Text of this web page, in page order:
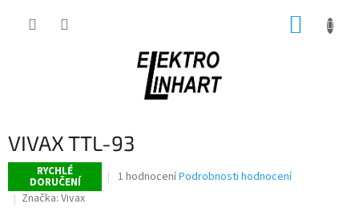
VIVAX TTL-93
RYCHLÉ
DORUČENÍ
Průměrné
1 hodnoceníPodrobnosti hodnocení
Značka: Vivax